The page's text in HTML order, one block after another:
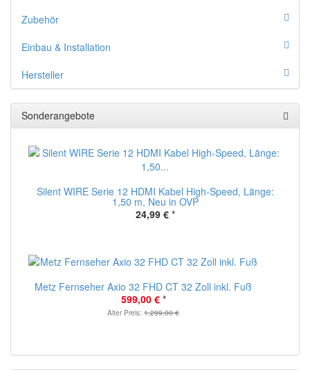
Zubehör
Einbau & Installation
Hersteller
Sonderangebote
Silent WIRE Serie 12 HDMI Kabel High-Speed, Länge:
1,50 m, Neu in OVP
24,99 € *
Metz Fernseher Axio 32 FHD CT 32 Zoll inkl. Fuß
599,00 € *
Alter Preis: 1.299,00 €